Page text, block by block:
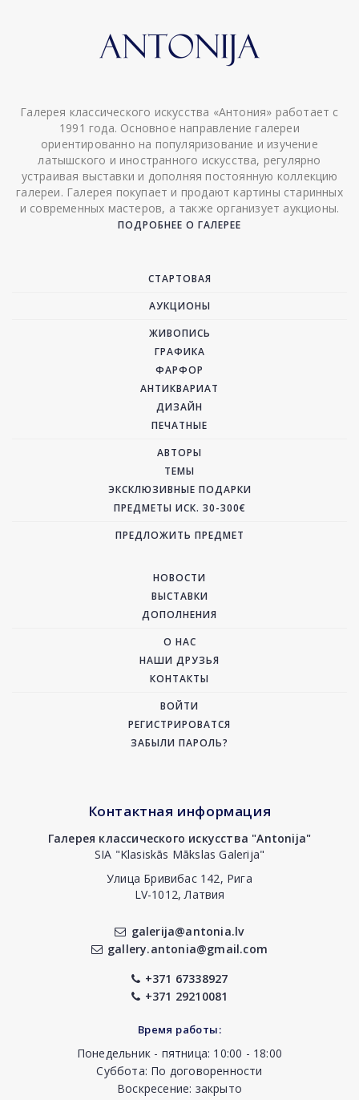
Галерея классического искусства «Антония» работает с
1991 года. Основное направление галереи
ориентированно на популяризование и изучение
латышского и иностранного искусства, регулярно
устраивая выставки и дополняя постоянную коллекцию
галереи. Галерея покупает и продают картины старинных
и современных мастеров, а также организует аукционы.
ПОДРОБНЕЕ О ГАЛЕРЕЕ
СТАРТОВАЯ
АУКЦИОНЫ
ЖИВОПИСЬ
ГРАФИКА
ФАРФОР
АНТИКВАРИАТ
ДИЗАЙН
ПЕЧАТНЫЕ
АВТОРЫ
ТЕМЫ
ЭКСКЛЮЗИВНЫЕ ПОДАРКИ
ПРЕДМЕТЫ ИСК. 30-300€
ПРЕДЛОЖИТЬ ПРЕДМЕТ
НОВОСТИ
ВЫСТАВКИ
ДОПОЛНЕНИЯ
О НАС
НАШИ ДРУЗЬЯ
КОНТАКТЫ
ВОЙТИ
РЕГИСТРИРОВАТСЯ
ЗАБЫЛИ ПАРОЛЬ?
Контактная информация
Галерея классического искусства "Antonija"
SIA "Klasiskās Mākslas Galerija"
Улица Бривибас 142, Рига
LV-1012, Латвия
galerija@antonia.lv
gallery.antonia@gmail.com
+371 67338927
+371 29210081
Время работы:
Понедельник - пятница: 10:00 - 18:00
Суббота: По договоренности
Воскресение: закрыто